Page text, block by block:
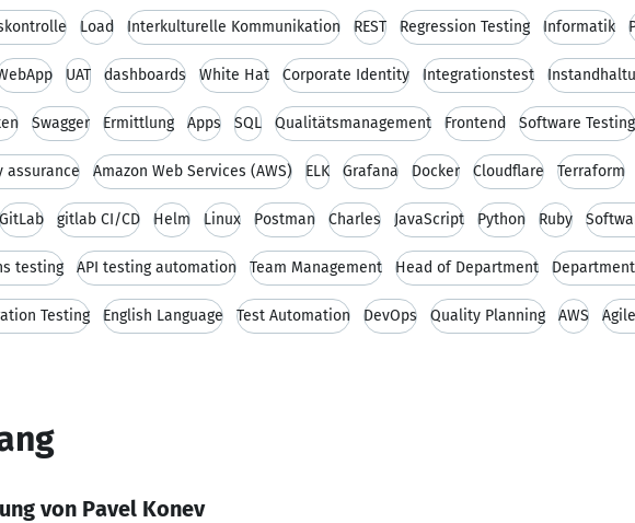
Load Interkulturelle Kommunikation REST Regression Testing Informatik
UAT dashboards White Hat Corporate Identity Integrationstest
Swagger Ermittlung Apps SQL Qualitätsmanagement Frontend Software Testing
assurance Amazon Web Services (AWS) ELK Grafana Docker Cloudflare Terraform
GitLab gitlab CI/CD Helm Linux Postman Charles JavaScript Python Ruby
testing API testing automation Team Management Head of Department
Testing English Language Test Automation DevOps Quality Planning AWS
von Pavel Konev